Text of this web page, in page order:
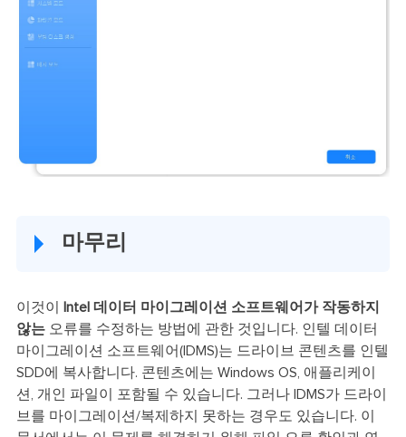
마무리
이것이
Intel 데이터 마이그레이션 소프트웨어가 작동하지
않는오류를 수정하는 방법에 관한 것입니다. 인텔 데이터
마이그레이션 소프트웨어(IDMS)는 드라이브 콘텐츠를 인텔
SDD에 복사합니다. 콘텐츠에는 Windows OS, 애플리케이
션, 개인 파일이 포함될 수 있습니다. 그러나 IDMS가 드라이
브를 마이그레이션/복제하지 못하는 경우도 있습니다. 이